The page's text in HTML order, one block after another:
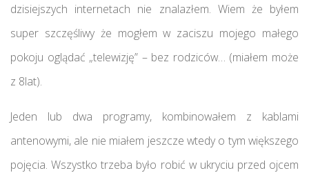
dzisiejszych internetach nie znalazłem. Wiem że byłem
super szczęśliwy że mogłem w zaciszu mojego małego
pokoju oglądać „telewizję” – bez rodziców… (miałem może
z 8lat).
Jeden lub dwa programy, kombinowałem z kablami
antenowymi, ale nie miałem jeszcze wtedy o tym większego
pojęcia. Wszystko trzeba było robić w ukryciu przed ojcem